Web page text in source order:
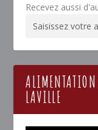
Recevez aussi
LAVILLE